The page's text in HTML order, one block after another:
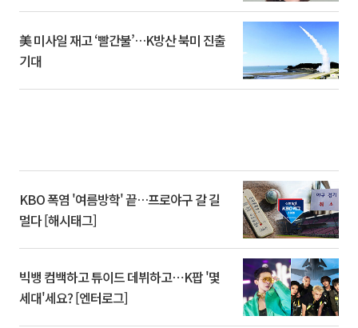
美 미사일 재고 ‘빨간불’…K방산 북미 진출
기대
KBO 폭염 '여름방학' 끝…프로야구 갈 길
멀다 [해시태그]
빅뱅 컴백하고 튜이드 데뷔하고⋯K팝 '몇
세대'세요? [엔터로그]